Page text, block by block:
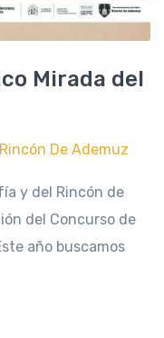
Mirada del
De Ademuz
y del Rincón de
del Concurso de
año buscamos